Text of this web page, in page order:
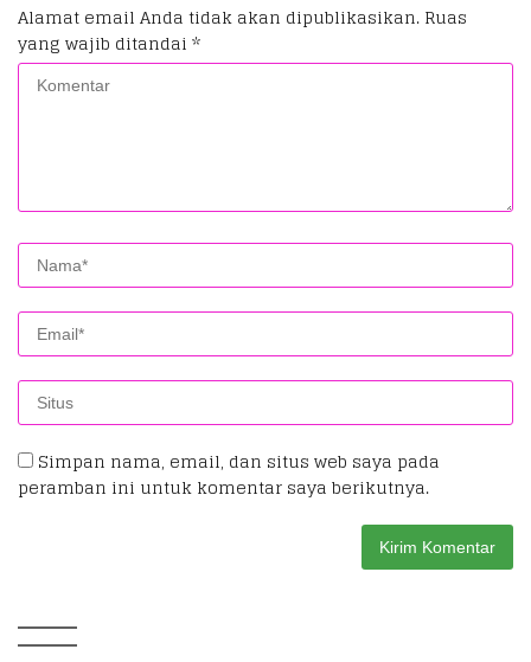
Alamat email Anda tidak akan dipublikasikan. Ruas
yang wajib ditandai *
Simpan nama, email, dan situs web saya pada
peramban ini untuk komentar saya berikutnya.